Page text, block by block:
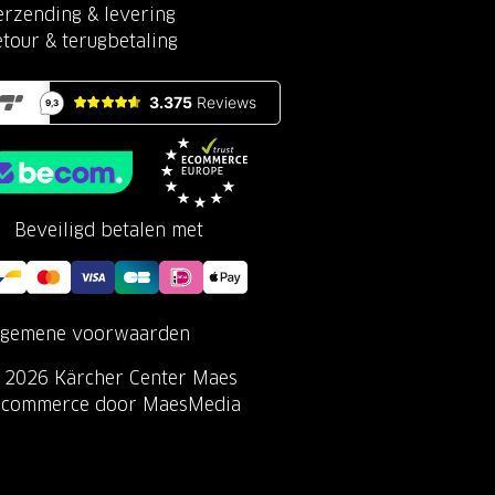
& levering
& terugbetaling
Beveiligd betalen met
voorwaarden
Kärcher Center Maes
commerce door MaesMedia